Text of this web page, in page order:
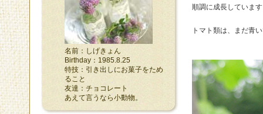
名前：しげきょん
Birthday：1985.8.25
特技：引き出しにお菓子をため
ること
友達：チョコレート
あえて言うなら小動物。
順調に成長していま
トマト類は、まだ青